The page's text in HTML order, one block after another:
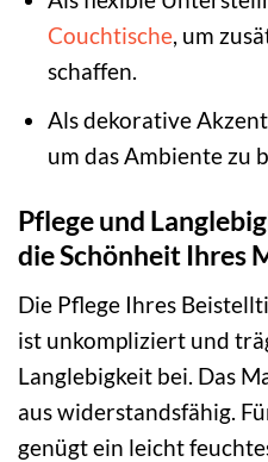
Couchtische, um
schaffen.
Als dekorative
um das Ambiente zu
Pflege und
die Schönheit Ihres
Die Pflege Ihres
ist unkompliziert und
Langlebigkeit bei. Das
aus widerstandsfähig.
genügt ein leicht